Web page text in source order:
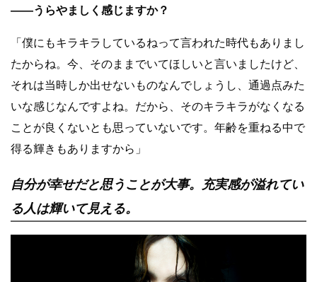
――うらやましく感じますか？
「僕にもキラキラしているねって言われた時代もありまし
たからね。今、そのままでいてほしいと言いましたけど、
それは当時しか出せないものなんでしょうし、通過点みた
いな感じなんですよね。だから、そのキラキラがなくなる
ことが良くないとも思っていないです。年齢を重ねる中で
得る輝きもありますから」
自分が幸せだと思うことが大事。充実感が溢れてい
る人は輝いて見える。